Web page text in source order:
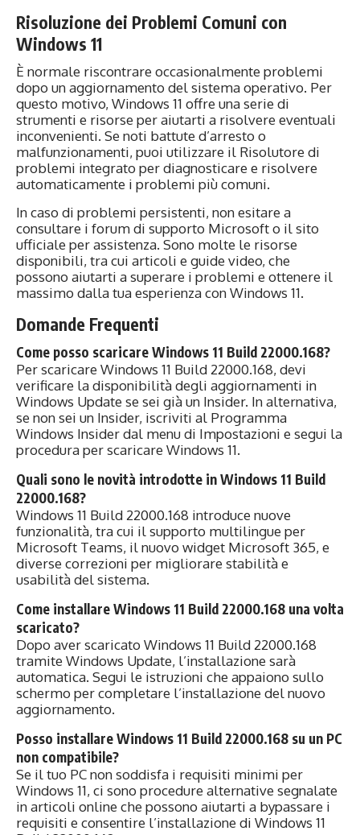
Risoluzione dei Problemi Comuni con
Windows 11
È normale riscontrare occasionalmente problemi
dopo un aggiornamento del sistema operativo. Per
questo motivo, Windows 11 offre una serie di
strumenti e risorse per aiutarti a risolvere eventuali
inconvenienti. Se noti battute d’arresto o
malfunzionamenti, puoi utilizzare il Risolutore di
problemi integrato per diagnosticare e risolvere
automaticamente i problemi più comuni.
In caso di problemi persistenti, non esitare a
consultare i forum di supporto Microsoft o il sito
ufficiale per assistenza. Sono molte le risorse
disponibili, tra cui articoli e guide video, che
possono aiutarti a superare i problemi e ottenere il
massimo dalla tua esperienza con Windows 11.
Domande Frequenti
Come posso scaricare Windows 11 Build 22000.168?
Per scaricare Windows 11 Build 22000.168, devi
verificare la disponibilità degli aggiornamenti in
Windows Update se sei già un Insider. In alternativa,
se non sei un Insider, iscriviti al Programma
Windows Insider dal menu di Impostazioni e segui la
procedura per scaricare Windows 11.
Quali sono le novità introdotte in Windows 11 Build
22000.168?
Windows 11 Build 22000.168 introduce nuove
funzionalità, tra cui il supporto multilingue per
Microsoft Teams, il nuovo widget Microsoft 365, e
diverse correzioni per migliorare stabilità e
usabilità del sistema.
Come installare Windows 11 Build 22000.168 una volta
scaricato?
Dopo aver scaricato Windows 11 Build 22000.168
tramite Windows Update, l’installazione sarà
automatica. Segui le istruzioni che appaiono sullo
schermo per completare l’installazione del nuovo
aggiornamento.
Posso installare Windows 11 Build 22000.168 su un PC
non compatibile?
Se il tuo PC non soddisfa i requisiti minimi per
Windows 11, ci sono procedure alternative segnalate
in articoli online che possono aiutarti a bypassare i
requisiti e consentire l’installazione di Windows 11